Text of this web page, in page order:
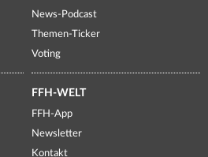
News-Podcast
Themen-Ticker
Voting
FFH-WELT
FFH-App
Newsletter
Kontakt